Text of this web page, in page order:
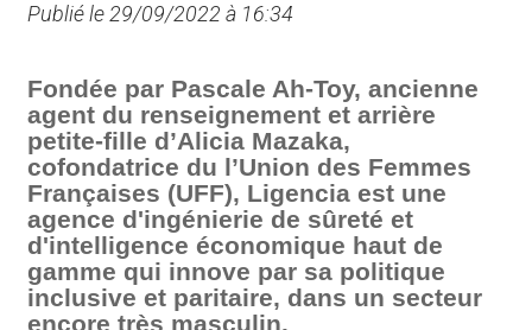
Publié le 29/09/2022 à 16:34
Fondée par Pascale Ah-Toy, ancienne
agent du renseignement et arrière
petite-fille d’Alicia Mazaka,
cofondatrice du l’Union des Femmes
Françaises (UFF), Ligencia est une
agence d'ingénierie de sûreté et
d'intelligence économique haut de
gamme qui innove par sa politique
inclusive et paritaire, dans un secteur
encore très masculin.